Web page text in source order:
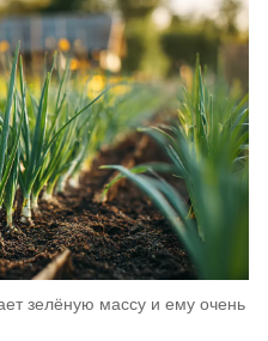
зелёную массу и ему очень